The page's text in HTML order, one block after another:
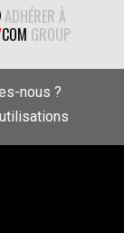
ADHÉRER À
COM GROUP
nous ?